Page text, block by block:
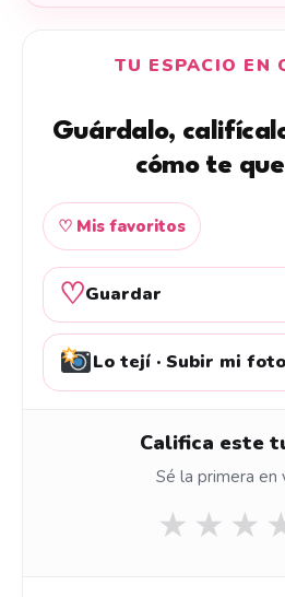
TU ESPACIO EN
Guárdalo,
cómo te
♡ Mis favoritos
♡Guardar
Lo tejí · Subir mi foto
Califica este
Sé la primera en
★ ★ ★